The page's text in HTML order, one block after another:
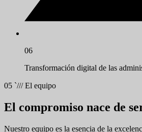
06
Transformación digital de las
05 `/// El equipo
El compromiso nace de
Nuestro equipo es la esencia de la